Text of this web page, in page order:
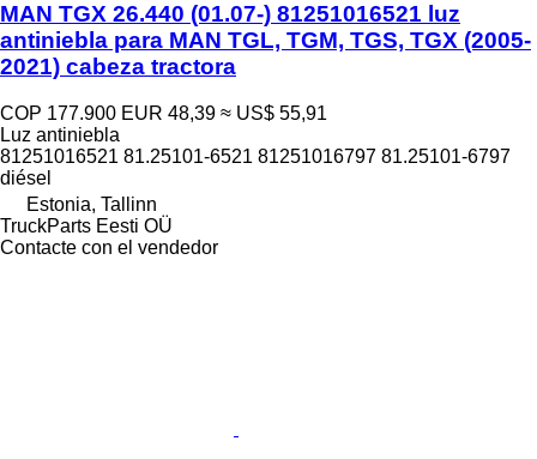
MAN TGX 26.440 (01.07-) 81251016521 luz
antiniebla para MAN TGL, TGM, TGS, TGX (2005-
2021) cabeza tractora
COP 177.900 EUR 48,39 ≈ US$ 55,91
Luz antiniebla
81251016521 81.25101-6521 81251016797 81.25101-6797
diésel
Estonia, Tallinn
TruckParts Eesti OÜ
Contacte con el vendedor